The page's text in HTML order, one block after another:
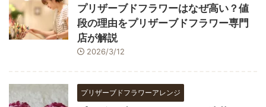
プリザーブドフラワーはなぜ高い？値
段の理由をプリザーブドフラワー専門
店が解説
2026/3/12
プリザーブドフラワーアレンジ